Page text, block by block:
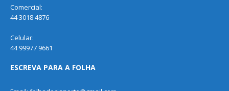
Comercial:
44 3018 4876
Celular:
44 99977 9661
ESCREVA PARA A FOLHA